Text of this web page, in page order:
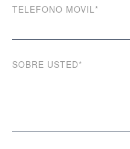
TELEFONO MOVIL*
SOBRE USTED*